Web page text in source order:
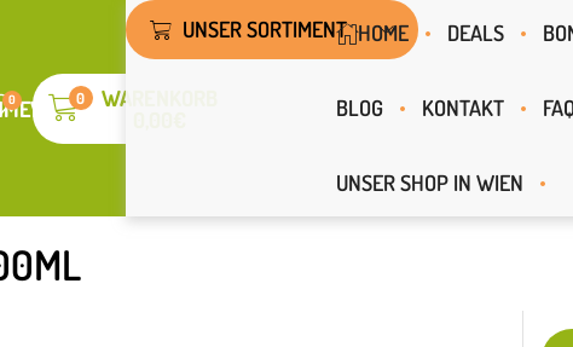
WUNSCHLISTE
0
WARENKORB
UNSER SORTIMENT HOME DEALS
BLOG KONTAKT
UNSER SHOP IN WIEN